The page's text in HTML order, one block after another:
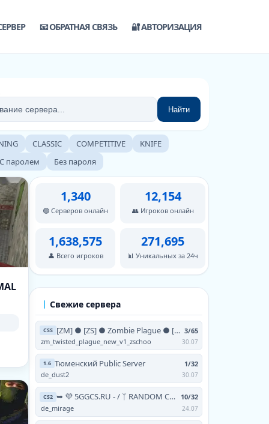
📧 ОБРАТНАЯ СВЯЗЬ 🔐 АВТОРИЗАЦИЯ
Найти
CLASSIC COMPETITIVE
KNIFE
С паролем
Без пароля
1,340
🟢 Серверов онлайн
12,154
👥 Игроков онлайн
1,638,575
👤 Всего игроков
271,695
📊 Уникальных за 24ч
Свежие сервера
CSS [ZM] ● [ZS] ● Zombie Plague ● [NO-STEAM | V93 | 24/7] 3/65
zm_twisted_plague_new_v1_zschoo
30.07
1.6 Тюменский Public Server
1/32
de_dust2
30.07
CS2 ➥ 💜 5GGCS.RU - / ᛉ RANDOM CHEATS / 💜 TERRA ツ
10/32
de_mirage
24.07